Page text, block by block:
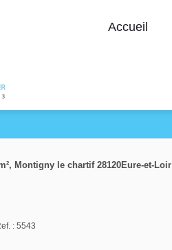
Accueil
Montigny le chartif 28120Eure-et-Loir
: 5543